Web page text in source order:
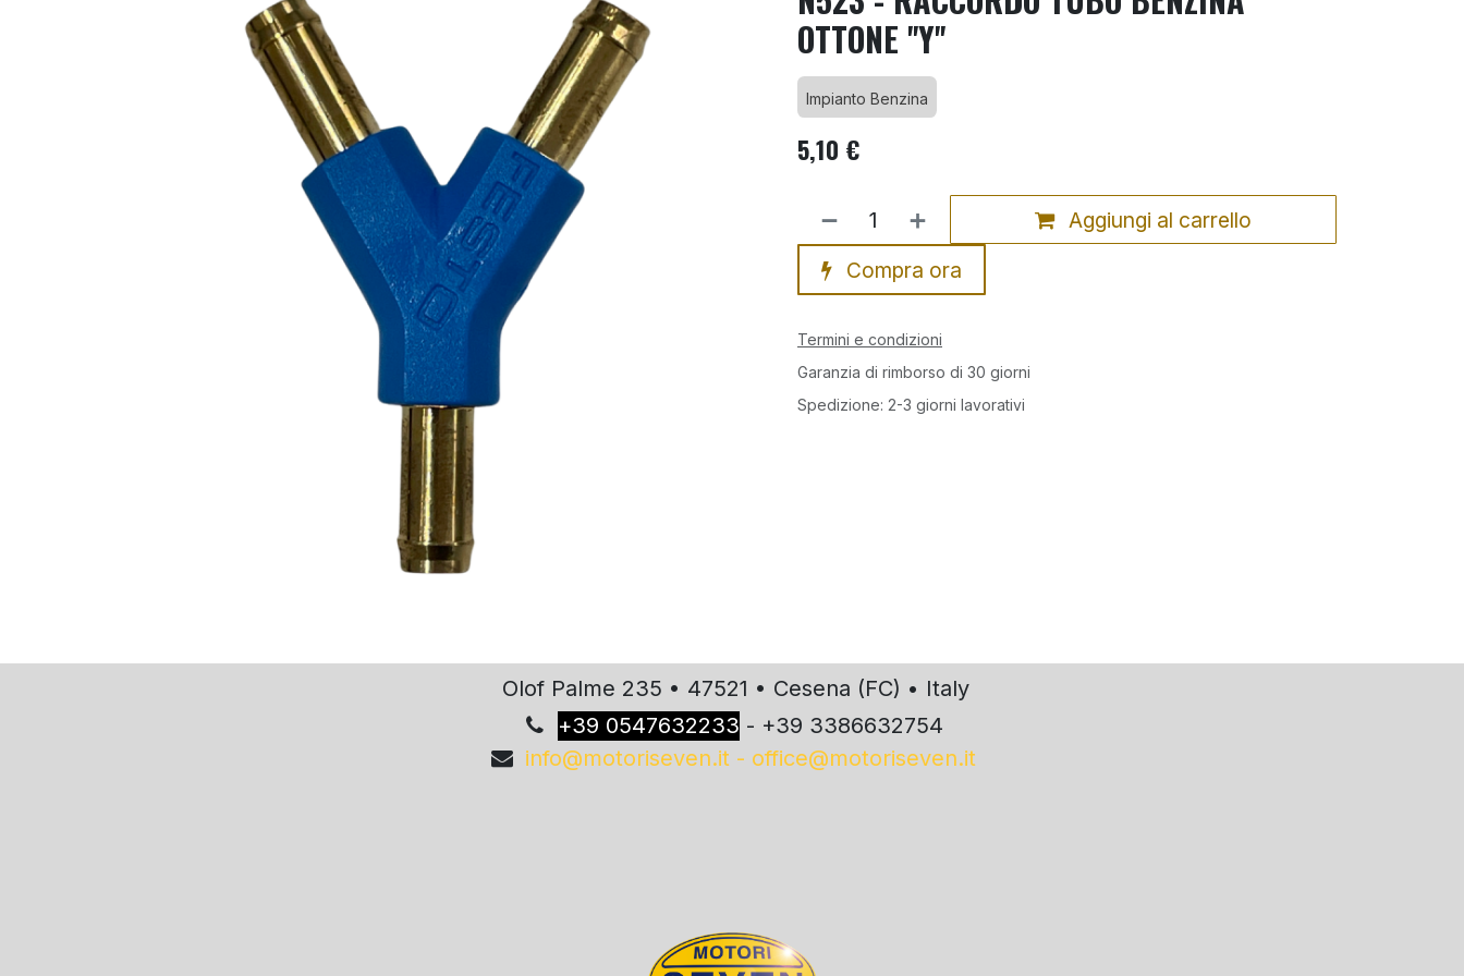
OTTONE ''Y''
Impianto Benzina
5,10 €
Aggiungi al carrello
Compra ora
Termini e condizioni
Garanzia di rimborso di 30 giorni
Spedizione: 2-3 giorni lavorativi
Olof Palme 235 • 47521 • Cesena (FC) • Italy
+39 0547632233 - +39 3386632754
info@motoriseven.it - office@motoriseven.it